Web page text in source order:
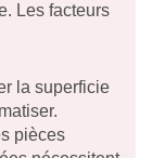
Les facteurs
la superficie
pièces